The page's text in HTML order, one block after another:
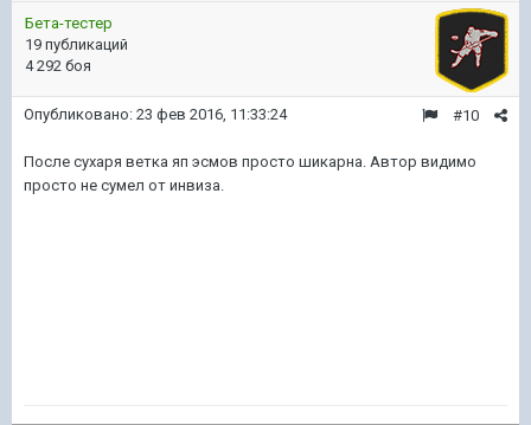
Бета-тестер
19 публикаций
4 292 боя
#10
Опубликовано: 23 фев 2016, 11:33:24
После сухаря ветка яп эсмов просто шикарна. Автор видимо
просто не сумел от инвиза.